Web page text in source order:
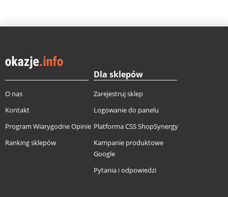
O nas
Kontakt
Program Wiarygodne Opinie
Ranking sklepów
Dla sklepów
Zarejestruj sklep
Logowanie do panelu
Platforma CSS ShopSynergy
Kampanie produktowe
Google
Pytania i odpowiedzi